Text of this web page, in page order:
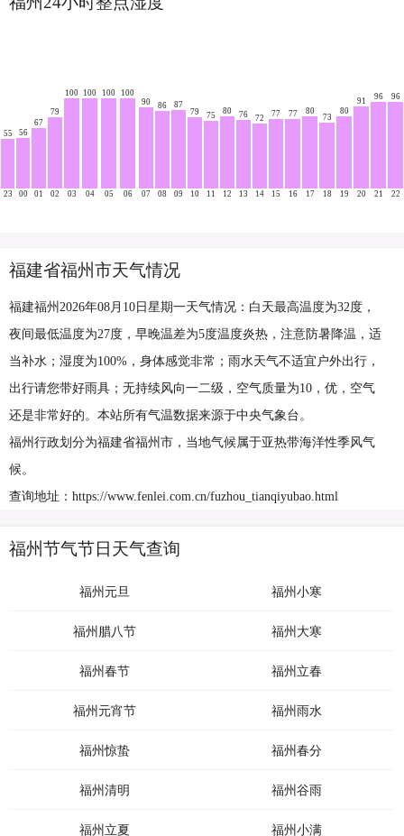
55
23
56
00
67
01
79
02
100
03
100
04
100
05
100
06
90
07
86
08
87
09
79
10
75
11
80
12
76
13
72
14
77
15
77
16
80
17
73
18
80
19
91
20
96
21
96
22
福建省福州市天气情况
福建福州2026年08月10日星期一天气情况：白天最高温度为32度，
夜间最低温度为27度，早晚温差为5度温度炎热，注意防暑降温，适
当补水；湿度为100%，身体感觉非常；雨水天气不适宜户外出行，
出行请您带好雨具；无持续风向一二级，空气质量为10，优，空气
还是非常好的。本站所有气温数据来源于中央气象台。
福州行政划分为福建省福州市，当地气候属于亚热带海洋性季风气
候。
查询地址：https://www.fenlei.com.cn/fuzhou_tianqiyubao.html
福州节气节日天气查询
福州元旦 福州小寒
福州腊八节 福州大寒
福州春节 福州立春
福州元宵节 福州雨水
福州惊蛰 福州春分
福州清明 福州谷雨
福州立夏 福州小满